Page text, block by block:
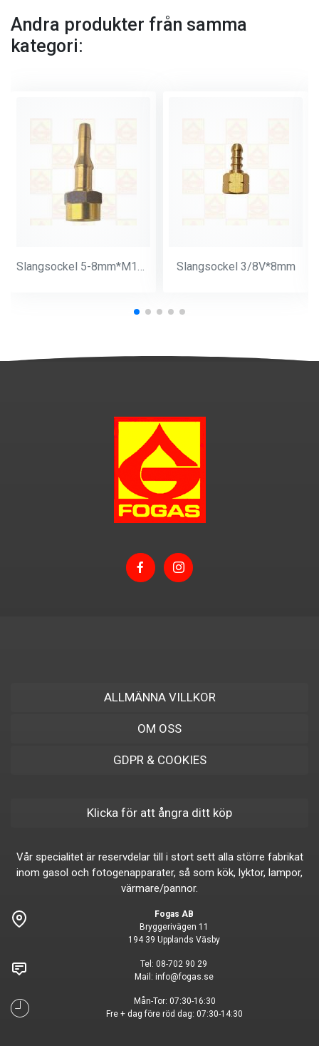
Andra produkter från samma
kategori:
Slangsockel 5-8mm*M14*1 Slangsockel 3/8V*8mm
ALLMÄNNA VILLKOR
OM OSS
GDPR & COOKIES
Klicka för att ångra ditt köp
Vår specialitet är reservdelar till i stort sett alla större fabrikat
inom gasol och fotogenapparater, så som kök, lyktor, lampor,
värmare/pannor.
Fogas AB
Bryggerivägen 11
194 39 Upplands Väsby
Tel: 08-702 90 29
Mail: info@fogas.se
Mån-Tor: 07:30-16:30
Fre + dag före röd dag: 07:30-14:30